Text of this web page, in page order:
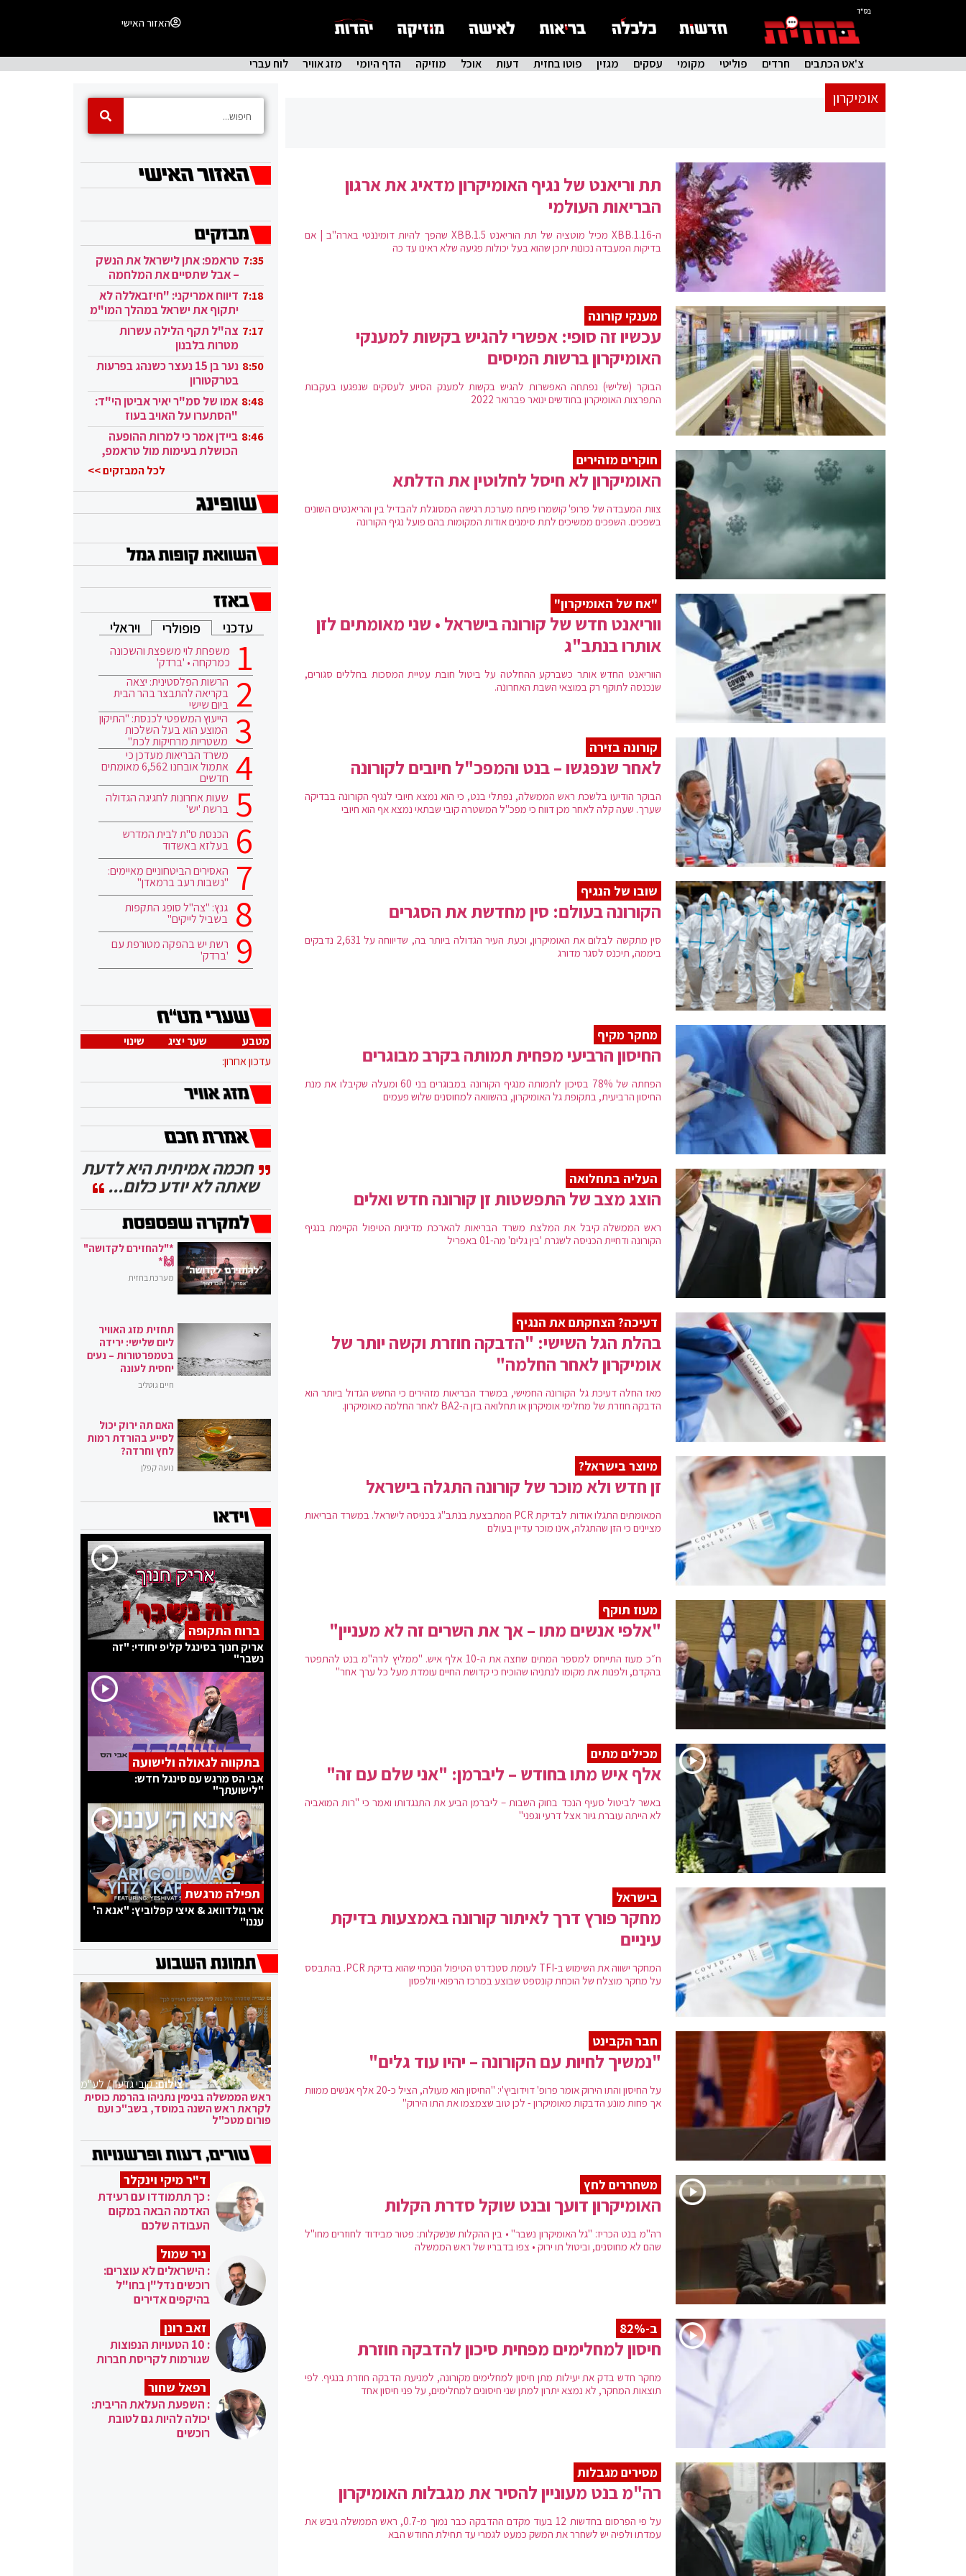
בס"ד
האזור האישי
צ'אט הכתבים חרדים פוליטי מקומי עסקים מגזין פוטו בחזית דעות אוכל מוזיקה הדף היומי מזג אוויר לוח עברי
אומיקרון
תת וריאנט של נגיף האומיקרון מדאיג את ארגון
הבריאות העולמי
ה-XBB.1.16 מכיל מוטציה של תת הוריאנט XBB.1.5 שהפך להיות דומיננטי בארה"ב | אם
בדיקות המעבדה נכונות יתכן שהוא בעל יכולות פגיעה שלא ראינו עד כה
מענקי קורונה
עכשיו זה סופי: אפשרי להגיש בקשות למענקי
האומיקרון ברשות המיסים
הבוקר (שלישי) נפתחה האפשרות להגיש בקשות למענק הסיוע לעסקים שנפגעו בעקבות
התפרצות האומיקרון בחודשים ינואר פברואר 2022
חוקרים מזהירים
האומיקרון לא חיסל לחלוטין את הדלתא
צוות המעבדה של פרופ' קושמרו פיתח מערכת רגישה המסוגלת להבדיל בין והריאנטים השונים
בשפכים. השפכים ממשיכים לתת סימנים אודות המקומות בהם פועל נגיף הקורונה
"אח של האומיקרון"
ווריאנט חדש של קורונה בישראל • שני מאומתים לזן
אותרו בנתב"ג
הווריאנט החדש אותר כשברקע ההחלטה על ביטול חובת עטיית המסכות בחללים סגורים,
שנכנסה לתוקף רק במוצאי השבת האחרונה.
קורונה בזירה
לאחר שנפגשו – בנט והמפכ"ל חיובים לקורונה
הבוקר הודיעו בלשכת ראש הממשלה, נפתלי בנט, כי הוא נמצא חיובי לנגיף הקורונה בבדיקה
שערך. שעה קלה לאחר מכן דווח כי מפכ"ל המשטרה קובי שבתאי נמצא אף הוא חיובי
שובו של הנגיף
הקורונה בעולם: סין מחדשת את הסגרים
סין מתקשה לבלום את האומיקרון, וכעת העיר הגדולה ביותר בה, שדיווחה על 2,631 נדבקים
ביממה, תיכנס לסגר מדורג
מחקר מקיף
החיסון הרביעי מפחית תמותה בקרב מבוגרים
הפחתה של 78% בסיכון לתמותה מנגיף הקורונה במבוגרים בני 60 ומעלה שקיבלו את מנת
החיסון הרביעית, בתקופת גל האומיקרון, בהשוואה למחוסנים שלוש פעמים
העליה בתחלואה
הוצג מצב של התפשטות זן קורונה חדש ואלים
ראש הממשלה קיבל את המלצת משרד הבריאות להארכת מדיניות הטיפול הקיימת בנגיף
הקורונה ודחיית הכניסה לשגרת 'בין גלים' מה-01 באפריל
דעיכה? הצחקתם את הנגיף
בהלת הגל השישי: "הדבקה חוזרת וקשה יותר של
אומיקרון לאחר החלמה"
מאז החלה דעיכת גל הקורונה החמישי, במשרד הבריאות מזהירים כי החשש הגדול ביותר הוא
הדבקה חוזרת של מחלימי אומיקרון או תחלואה בזן ה-BA2 לאחר החלמה מאומיקרון.
מיוצר בישראל?
זן חדש ולא מוכר של קורונה התגלה בישראל
המאומתים התגלו אודות לבדיקת PCR המתבצעת בנתב"ג בכניסה לישראל. במשרד הבריאות
מציינים כי הזן שהתגלה, אינו מוכר עדיין בעולם
מעוז תוקף
"אלפי אנשים מתו – אך את השרים זה לא מעניין"
ח״כ מעוז התייחס למספר המתים שחצה את ה-10 אלף איש. "ממליץ לרה"מ בנט להתפטר
בהקדם, ולפנות את מקומו לנתניהו שהוכיח כי קדושת החיים עומדת מעל כל ערך אחר"
מכילים מתים
אלף איש מתו בחודש – ליברמן: "אני שלם עם זה"
באשר לביטול סעיף הנכד בחוק השבות – ליברמן הביע את התנגדותו ואמר כי "רות המואביה
לא הייתה עוברת גיור אצל דרעי וגפני"
בישראל
מחקר פורץ דרך לאיתור קורונה באמצעות בדיקת
עיניים
המחקר ישווה את השימוש ב-TFI לעומת סטנדרט הטיפול הנוכחי שהוא בדיקת PCR. בהתבסס
על מחקר מוצלח של הוכחת קונספט שבוצע במרכז הרפואי וולפסון
חבר הקבינט
"נמשיך לחיות עם הקורונה – יהיו עוד גלים"
על החיסון והתו הירוק אומר פרופ' דוידוביץ'י: "החיסון הוא מעולה, הציל כ-20 אלף אנשים ממוות
אך פחות מונע הדבקות מאומיקרון - לכן טוב שצמצמו את התו הירוק"
משחררים לחץ
האומיקרון דועך ובנט שוקל סדרת הקלות
רה"מ בנט הכריז: "גל האומיקרון נשבר" • בין ההקלות שנשקלות: פטור מבידוד לחוזרים מחו"ל
שהם לא מחוסנים, וביטול תו ירוק • צפו בדבריו של ראש הממשלה
ב-82%
חיסון למחלימים מפחית סיכון להדבקה חוזרת
מחקר חדש בדק את יעילות מתן חיסון למחלימים מקורונה, למניעת הדבקה חוזרת בנגיף. לפי
תוצאות המחקר, לא נמצא יתרון למתן שני חיסונים למחלימים, על פני חיסון אחד
מסירים מגבלות
רה"מ בנט מעוניין להסיר את מגבלות האומיקרון
על פי הפרסום בחדשות 12 בעוד מקדם ההדבקה כבר נמוך מ-0.7, ראש הממשלה גיבש את
עמדתו ולפיה יש לשחרר את המשק כמעט לגמרי עד תחילת החודש הבא
7:35 טראמפ: אתן לישראל את הנשק
– אבל שתסיים את המלחמה
בעזה 7:18 דיווח אמריקני: "חיזבאללה לא
יתקוף את ישראל במהלך המו"מ
בקטאר" 7:17 צה"ל תקף הלילה עשרות
מטרות בלבנון
8:50
נער בן 15 נעצר כשנהג בפרעות
בטרקטורון
8:48 אמו של סמ"ר יאיר אביטן הי"ד:
"הסתערו על האויב בעוז
ובגבורה" 8:46 ביידן אמר כי למרות ההופעה
הכושלת בעימות מול טראמפ,
לכל המבזקים >>
עדכני פופולרי ויראלי
משפחת לוי משפצת והשכונה
כמרקחה • 'ברדק'
הרשות הפלסטינית: יצאה
בקריאה להתבצר בהר הבית
ביום שישי
הייעוץ המשפטי לכנסת: "התיקון
המוצע הוא בעל השלכות
משטריות מרחיקות לכת"
משרד הבריאות מעדכן כי
אתמול אובחנו 6,562 מאומתים
חדשים
שעות אחרונות לחגיגה הגדולה
ברשת 'יש'
הכנסת ס"ת לבית המדרש
בעלזא באשדוד
האסירים הביטחוניים מאיימים:
"נשבות רעב ברמאדן"
גנץ: "צה"ל סופג התקפות
בשביל לייקים"
רשת יש בהפקה מטורפת עם
'ברדק'
מטבע שער יציג
שינוי
עדכון אחרון:
חכמה אמיתית היא לדעת
שאתה לא יודע כלום...
*"להחזירם לקדושה"
🙌*
מערכת בחזית
תחזית מזג האוויר
ליום שלישי: ירידה
בטמפרטורות – נעים
יחסית לעונה
חיים גוטליב
האם תה ירוק יכול
לסייע בהורדת רמות
לחץ וחרדה?
נועה קפלן
ברוח התקופה
אריק חנוך בסינגל קליפ יחודי: "זה
נשבר"
בתקווה לגאולה ולישועה
אבי הס מרגש עם סינגל חדש:
"לישועתך"
תפילה מרגשת
ארי גולדוואג & איצי קפלוביץ: "אנא ה'
עננו"
צילום:קובי גדעון / לע"מ
ראש הממשלה בנימין נתניהו בהרמת כוסית
לקראת ראש השנה במוסד, בשב"כ ועם
פורום מטכ"ל
ד"ר מיקי וינקלר
: כך תתמודדו עם רעידת
האדמה הבאה במקום
העבודה שלכם
ניר שמול
: הישראלים לא עוצרים:
רוכשים נדל"ן בחו"ל
בהיקפים אדירים
זאב רונן
: 10 הטעויות הנפוצות
שגורמות לקריסת חברות
רפאל שחור
: השפעת העלאת הריבית:
יכולה להיות גם לטובת
רוכשים